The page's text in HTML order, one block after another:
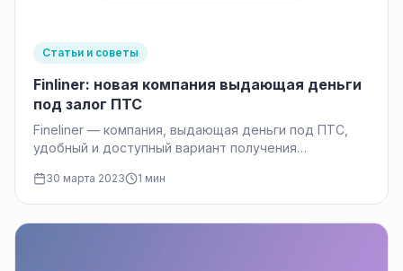
Статьи и советы
Finliner: новая компания выдающая деньги
под залог ПТС
Fineliner — компания, выдающая деньги под ПТС,
удобный и доступный вариант получения
условия…
30 марта 2023 1 мин